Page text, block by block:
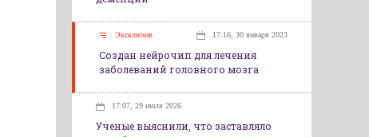
Эксклюзив 17:16, 30 января 2023
Создан нейрочип для лечения
заболеваний головного мозга
17:07, 29 июля 2026
Ученые выяснили, что заставляло